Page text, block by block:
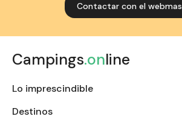
Contactar con el
Campings.online
Lo imprescindible
Destinos